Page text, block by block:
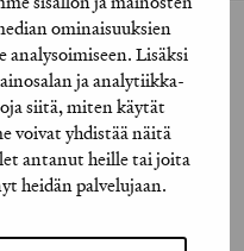
ominaisuuksien
analysoimiseen. Lisäksi
ja analytiikka-
siitä, miten käytät
voivat yhdistää näitä
antanut heille tai joita
heidän palvelujaan.